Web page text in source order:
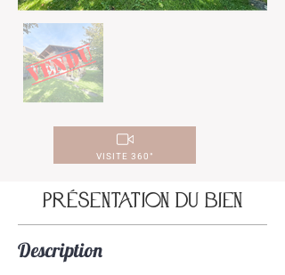
VISITE 360°
Présentation du bien
Description